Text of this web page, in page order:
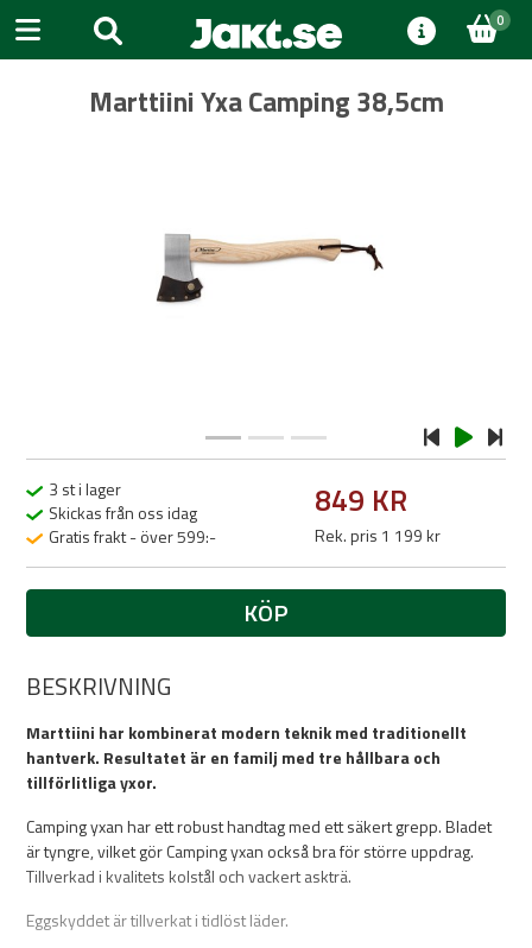
0
Marttiini Yxa Camping 38,5cm
3 st i lager
Skickas från oss idag
Gratis frakt - över 599:-
849 KR
Rek. pris 1 199 kr
KÖP
BESKRIVNING
Marttiini har kombinerat modern teknik med traditionellt
hantverk. Resultatet är en familj med tre hållbara och
tillförlitliga yxor.
Camping yxan har ett robust handtag med ett säkert grepp. Bladet
är tyngre, vilket gör Camping yxan också bra för större uppdrag.
Tillverkad i kvalitets kolstål och vackert askträ.
Eggskyddet är tillverkat i tidlöst läder.